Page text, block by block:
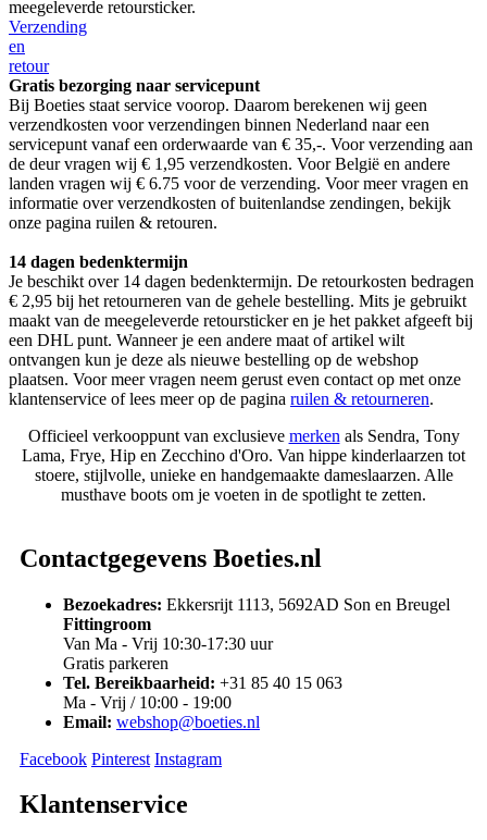
meegeleverde retoursticker.
Verzending
en
retour
Gratis bezorging naar servicepunt
Bij Boeties staat service voorop. Daarom berekenen wij geen
verzendkosten voor verzendingen binnen Nederland naar een
servicepunt vanaf een orderwaarde van € 35,-. Voor verzending aan
de deur vragen wij € 1,95 verzendkosten. Voor België en andere
landen vragen wij € 6.75 voor de verzending. Voor meer vragen en
informatie over verzendkosten of buitenlandse zendingen, bekijk
onze pagina ruilen & retouren.
14 dagen bedenktermijn
Je beschikt over 14 dagen bedenktermijn. De retourkosten bedragen
€ 2,95 bij het retourneren van de gehele bestelling. Mits je gebruikt
maakt van de meegeleverde retoursticker en je het pakket afgeeft bij
een DHL punt. Wanneer je een andere maat of artikel wilt
ontvangen kun je deze als nieuwe bestelling op de webshop
plaatsen. Voor meer vragen neem gerust even contact op met onze
klantenservice of lees meer op de pagina ruilen & retourneren.
Officieel verkooppunt van exclusieve merken als Sendra, Tony
Lama, Frye, Hip en Zecchino d'Oro. Van hippe kinderlaarzen tot
stoere, stijlvolle, unieke en handgemaakte dameslaarzen. Alle
musthave boots om je voeten in de spotlight te zetten.
Contactgegevens Boeties.nl
Bezoekadres: Ekkersrijt 1113, 5692AD Son en Breugel
Fittingroom
Van Ma - Vrij 10:30-17:30 uur
Gratis parkeren
Tel. Bereikbaarheid: +31 85 40 15 063
Ma - Vrij / 10:00 - 19:00
Email: webshop@boeties.nl
Facebook Pinterest Instagram
Klantenservice